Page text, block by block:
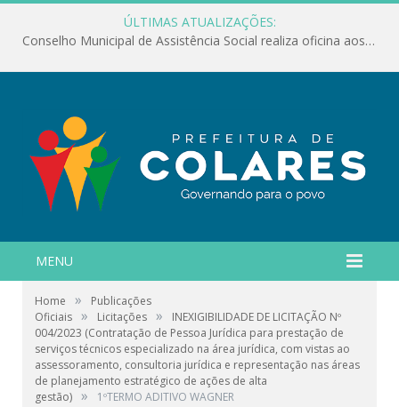
ÚLTIMAS ATUALIZAÇÕES:
Conselho Municipal de Assistência Social realiza oficina aos servidores
MENU
Home »
Publicações
Oficiais » Licitações »
INEXIGIBILIDADE DE LICITAÇÃO Nº
004/2023 (Contratação de Pessoa Jurídica para prestação de
serviços técnicos especializado na área jurídica, com vistas ao
assessoramento, consultoria jurídica e representação nas áreas
de planejamento estratégico de ações de alta
gestão) » 1ºTERMO ADITIVO WAGNER